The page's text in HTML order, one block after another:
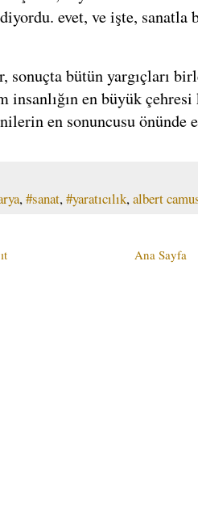
evet, ve işte, sanatla
sonuçta bütün yargıçları
insanlığın en büyük çehresi
en sonuncusu
,#sanat,#yaratıcılık,albert
Ana Sayfa